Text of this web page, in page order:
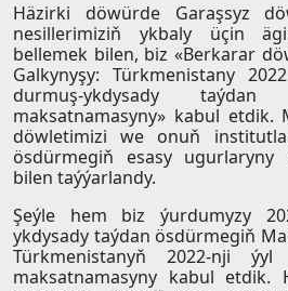
Häzirki döwürde Garaşsyz
nesillerimiziň ykbaly üçin
bellemek bilen, biz «Berkarar
Galkynyşy: Türkmenistany
durmuş-ykdysady
maksatnamasyny» kabul etdik.
döwletimizi we onuň
ösdürmegiň esasy ugurlaryny
bilen taýýarlandy.
Şeýle hem biz ýurdumyzy
ykdysady taýdan ösdürmegiň
Türkmenistanyň 2022-nji
maksatnamasyny kabul etdik.